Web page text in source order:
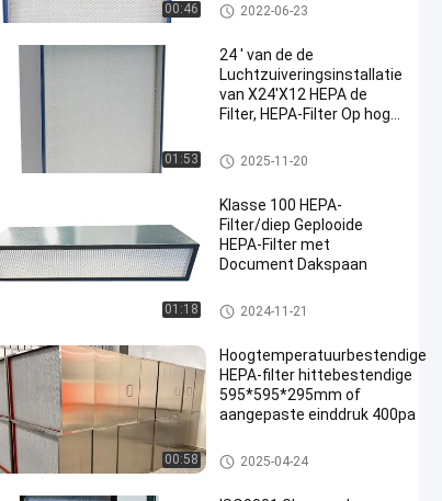
00:46 HEPA-Luchtfilter
2022-06-23
01:53
24 ' van de de
Luchtzuiveringsinstallatie
van X24'X12 HEPA de
Filter, HEPA-Filter Op hoge
Hoogste Tankverbinding
HEPA-Luchtfilter
2025-11-20
01:18
Klasse 100 HEPA-
Filter/diep Geplooide
HEPA-Filter met
Document Dakspaan
HEPA-Luchtfilter
2024-11-21
00:58
Hoogtemperatuurbestendige
HEPA-filter hittebestendige
595*595*295mm of
aangepaste einddruk 400pa
HEPA-Luchtfilter
2025-04-24